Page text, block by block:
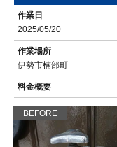
作業日
2025/05/20
作業場所
伊勢市楠部町
料金概要
BEFORE